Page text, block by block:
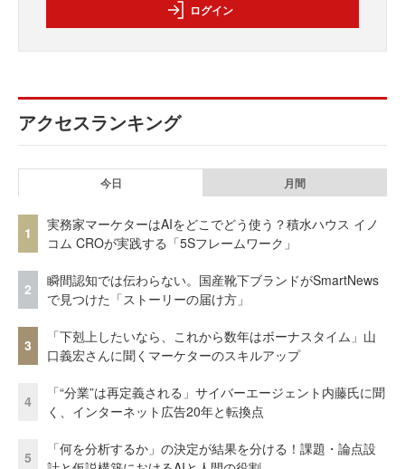
ログイン
アクセスランキング
今日 月間
1
実務家マーケターはAIをどこでどう使う？積水ハウス イノ
コム CROが実践する「5Sフレームワーク」
2
瞬間認知では伝わらない。国産靴下ブランドがSmartNews
で見つけた「ストーリーの届け方」
3
「下剋上したいなら、これから数年はボーナスタイム」山
口義宏さんに聞くマーケターのスキルアップ
4
「“分業”は再定義される」サイバーエージェント内藤氏に聞
く、インターネット広告20年と転換点
5
「何を分析するか」の決定が結果を分ける！課題・論点設